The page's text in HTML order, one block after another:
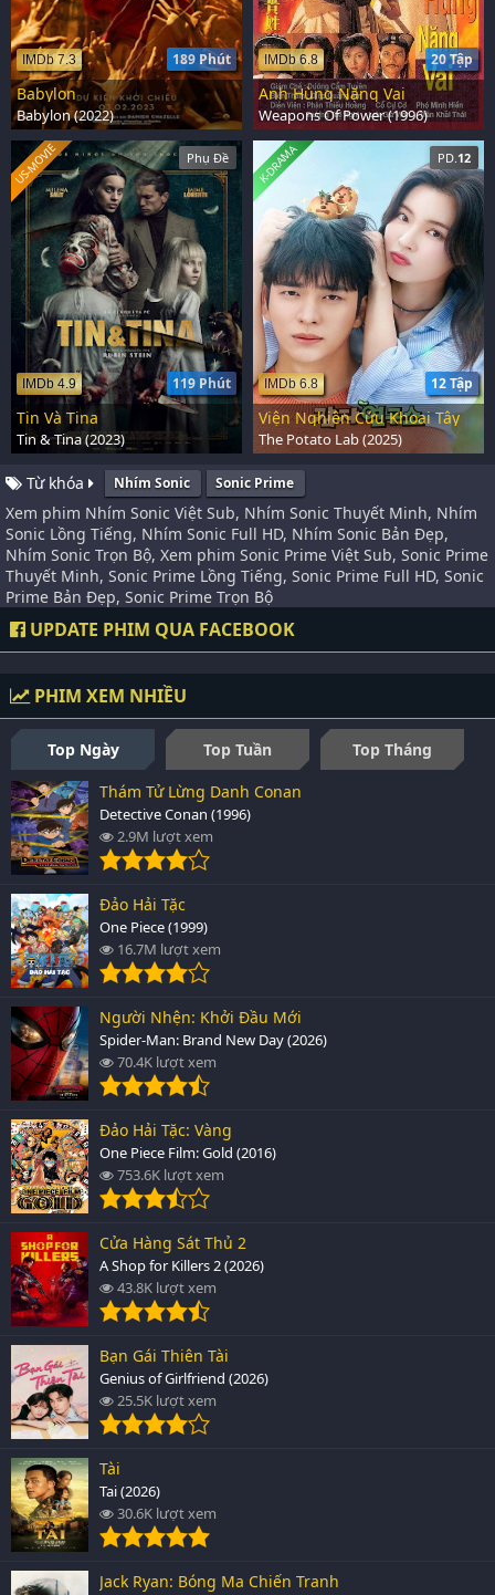
189 Phút
IMDb 7.3
Babylon
Babylon (2022)
20 Tập
IMDb 6.8
Anh Hùng Nặng Vai
Weapons Of Power (1996)
Phụ Đề
119 Phút
IMDb 4.9
US-MOVIE
Tin Và Tina
Tin & Tina (2023)
PD.12
12 Tập
IMDb 6.8
K-DRAMA
Viện Nghiên Cứu Khoai Tây
The Potato Lab (2025)
Từ khóa Nhím Sonic Sonic Prime
Xem phim Nhím Sonic Việt Sub, Nhím Sonic Thuyết Minh, Nhím
Sonic Lồng Tiếng, Nhím Sonic Full HD, Nhím Sonic Bản Đẹp,
Nhím Sonic Trọn Bộ, Xem phim Sonic Prime Việt Sub, Sonic Prime
Thuyết Minh, Sonic Prime Lồng Tiếng, Sonic Prime Full HD, Sonic
Prime Bản Đẹp, Sonic Prime Trọn Bộ
UPDATE PHIM QUA FACEBOOK
PHIM XEM NHIỀU
Top Ngày Top Tuần
Top Tháng
Thám Tử Lừng Danh Conan
Detective Conan (1996)
2.9M lượt xem
Đảo Hải Tặc
One Piece (1999)
16.7M lượt xem
Người Nhện: Khởi Đầu Mới
Spider-Man: Brand New Day (2026)
70.4K lượt xem
Đảo Hải Tặc: Vàng
One Piece Film: Gold (2016)
753.6K lượt xem
Cửa Hàng Sát Thủ 2
A Shop for Killers 2 (2026)
43.8K lượt xem
Bạn Gái Thiên Tài
Genius of Girlfriend (2026)
25.5K lượt xem
Tài
Tai (2026)
30.6K lượt xem
Jack Ryan: Bóng Ma Chiến Tranh